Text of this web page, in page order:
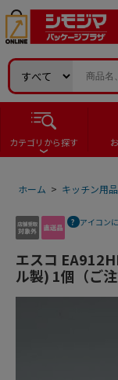
カテゴリから探す
ホーム > キッチン用
アイコン
エスコ
ル製) 1個（ご